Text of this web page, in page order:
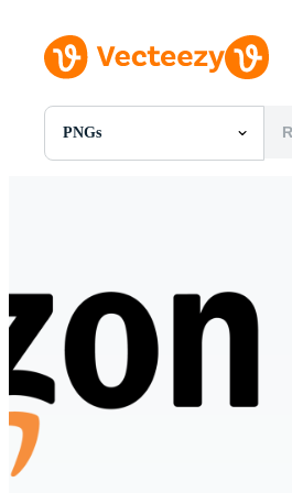
PNGs
Toutes Images
Vecteurs
Vidéos
Motion graphics
Images Éditoriales
Événements Éditoriaux